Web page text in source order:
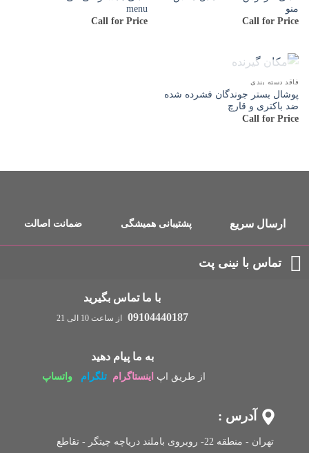
منو
Call for Price
menu
Call for Price
فاقد دسته بندی
پوشال بستر جوندگان فشرده شده
ضد باکتری و قارچ
Call for Price
ارسال سریع پشتیبانی همیشگی ضمانت اصالت
تماس با نینی پت
با ما تماس بگیرید
09104440187 از ساعت 10 الی 21
به ما پیام دهید
از طریق اپ اینستاگرام تلگرام واتساپ
آدرس :
تهران - منطقه 22- روبروی باملند دریاچه چیتگر - تقاطع